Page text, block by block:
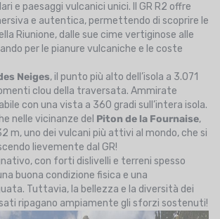
e paesaggi vulcanici unici. Il GR R2 offre
e autentica, permettendo di scoprire le
Riunione, dalle sue cime vertiginose alle
per le pianure vulcaniche e le coste
Neiges, il punto più alto dell’isola a 3.071
clou della traversata. Ammirate
con una vista a 360 gradi sull’intera isola.
nelle vicinanze del Piton de la Fournaise,
m, uno dei vulcani più attivi al mondo, che si
lievemente dal GR!
con forti dislivelli e terreni spesso
buona condizione fisica e una
Tuttavia, la bellezza e la diversità dei
ripagano ampiamente gli sforzi sostenuti!